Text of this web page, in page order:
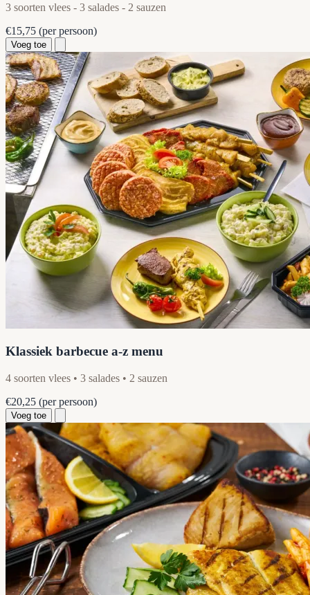
3 soorten vlees - 3 salades - 2 sauzen
€15,75 (per persoon)
Voeg toe
Klassiek barbecue a-z menu
4 soorten vlees • 3 salades • 2 sauzen
€20,25 (per persoon)
Voeg toe